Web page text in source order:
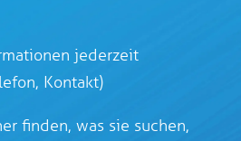
jederzeit
Kontakt)
finden, was sie suchen,